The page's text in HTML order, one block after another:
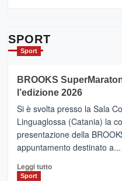
con
la
Al
via
i
collegamenti
SPORT
Sport
BROOKS
l’edizione 2026
Si è svolta presso la Sala
Linguaglossa (Catania) la
presentazione della
appuntamento destinato a...
Leggi tuttoLeggi
Sport